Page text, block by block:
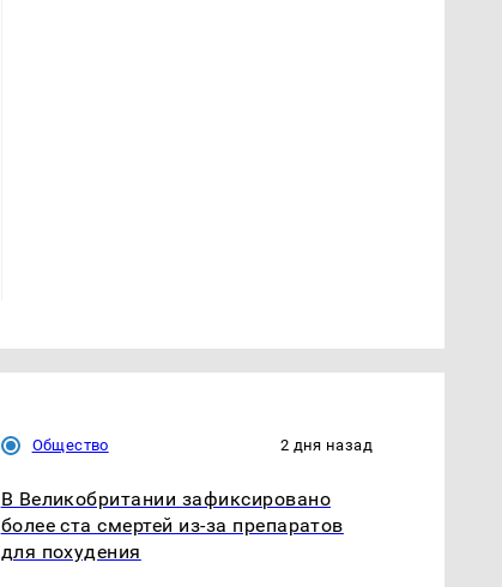
Общество 2 дня назад
В Великобритании зафиксировано
более ста смертей из-за препаратов
для похудения